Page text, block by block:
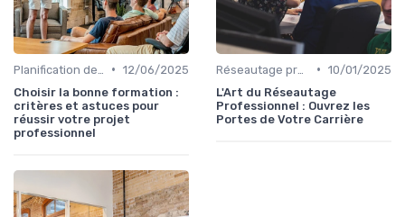
• 12/06/2025
Choisir la bonne formation :
critères et astuces pour
réussir votre projet
professionnel
• 10/01/2025
L'Art du Réseautage
Professionnel : Ouvrez les
Portes de Votre Carrière